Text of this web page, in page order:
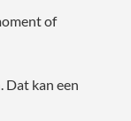
of
Dat kan een